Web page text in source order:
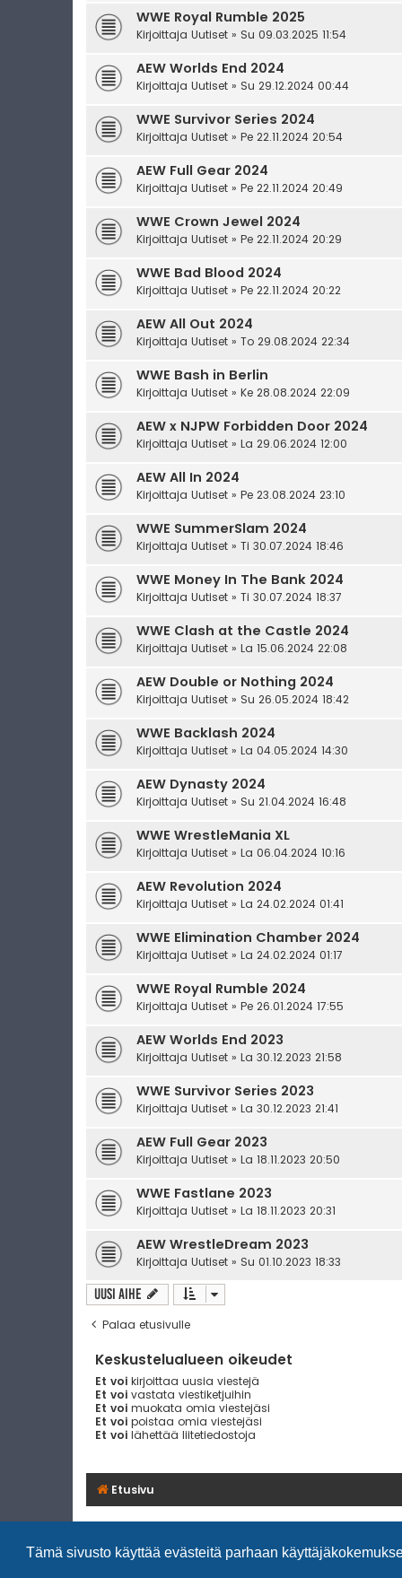
Tämä sivusto käyttää evästeitä parhaan
WWE Royal Rumble 2025
Kirjoittaja Uutiset » Su 09.03.2025 11:54
AEW Worlds End 2024
Kirjoittaja Uutiset » Su 29.12.2024 00:44
WWE Survivor Series 2024
Kirjoittaja Uutiset » Pe 22.11.2024 20:54
AEW Full Gear 2024
Kirjoittaja Uutiset » Pe 22.11.2024 20:49
WWE Crown Jewel 2024
Kirjoittaja Uutiset » Pe 22.11.2024 20:29
WWE Bad Blood 2024
Kirjoittaja Uutiset » Pe 22.11.2024 20:22
AEW All Out 2024
Kirjoittaja Uutiset » To 29.08.2024 22:34
WWE Bash in Berlin
Kirjoittaja Uutiset » Ke 28.08.2024 22:09
AEW x NJPW Forbidden Door 2024
Kirjoittaja Uutiset » La 29.06.2024 12:00
AEW All In 2024
Kirjoittaja Uutiset » Pe 23.08.2024 23:10
WWE SummerSlam 2024
Kirjoittaja Uutiset » Ti 30.07.2024 18:46
WWE Money In The Bank 2024
Kirjoittaja Uutiset » Ti 30.07.2024 18:37
WWE Clash at the Castle 2024
Kirjoittaja Uutiset » La 15.06.2024 22:08
AEW Double or Nothing 2024
Kirjoittaja Uutiset » Su 26.05.2024 18:42
WWE Backlash 2024
Kirjoittaja Uutiset » La 04.05.2024 14:30
AEW Dynasty 2024
Kirjoittaja Uutiset » Su 21.04.2024 16:48
WWE WrestleMania XL
Kirjoittaja Uutiset » La 06.04.2024 10:16
AEW Revolution 2024
Kirjoittaja Uutiset » La 24.02.2024 01:41
WWE Elimination Chamber 2024
Kirjoittaja Uutiset » La 24.02.2024 01:17
WWE Royal Rumble 2024
Kirjoittaja Uutiset » Pe 26.01.2024 17:55
AEW Worlds End 2023
Kirjoittaja Uutiset » La 30.12.2023 21:58
WWE Survivor Series 2023
Kirjoittaja Uutiset » La 30.12.2023 21:41
AEW Full Gear 2023
Kirjoittaja Uutiset » La 18.11.2023 20:50
WWE Fastlane 2023
Kirjoittaja Uutiset » La 18.11.2023 20:31
AEW WrestleDream 2023
Kirjoittaja Uutiset » Su 01.10.2023 18:33
Uusi Aihe
Palaa etusivulle
Keskustelualueen oikeudet
Et voi kirjoittaa uusia viestejä
Et voi vastata viestiketjuihin
Et voi muokata omia viestejäsi
Et voi poistaa omia viestejäsi
Et voi lähettää liitetiedostoja
Etusivu